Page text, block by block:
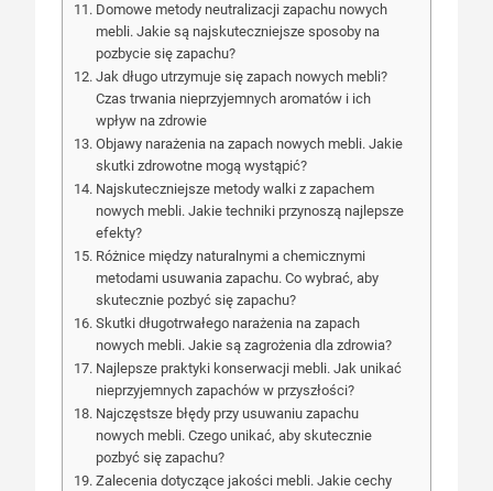
Domowe metody neutralizacji zapachu nowych
mebli. Jakie są najskuteczniejsze sposoby na
pozbycie się zapachu?
Jak długo utrzymuje się zapach nowych mebli?
Czas trwania nieprzyjemnych aromatów i ich
wpływ na zdrowie
Objawy narażenia na zapach nowych mebli. Jakie
skutki zdrowotne mogą wystąpić?
Najskuteczniejsze metody walki z zapachem
nowych mebli. Jakie techniki przynoszą najlepsze
efekty?
Różnice między naturalnymi a chemicznymi
metodami usuwania zapachu. Co wybrać, aby
skutecznie pozbyć się zapachu?
Skutki długotrwałego narażenia na zapach
nowych mebli. Jakie są zagrożenia dla zdrowia?
Najlepsze praktyki konserwacji mebli. Jak unikać
nieprzyjemnych zapachów w przyszłości?
Najczęstsze błędy przy usuwaniu zapachu
nowych mebli. Czego unikać, aby skutecznie
pozbyć się zapachu?
Zalecenia dotyczące jakości mebli. Jakie cechy